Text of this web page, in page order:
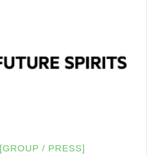
[GROUP / PRESS]